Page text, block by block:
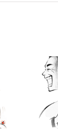
คำส
/ 死
ทำเ
ปา
反
ฉล